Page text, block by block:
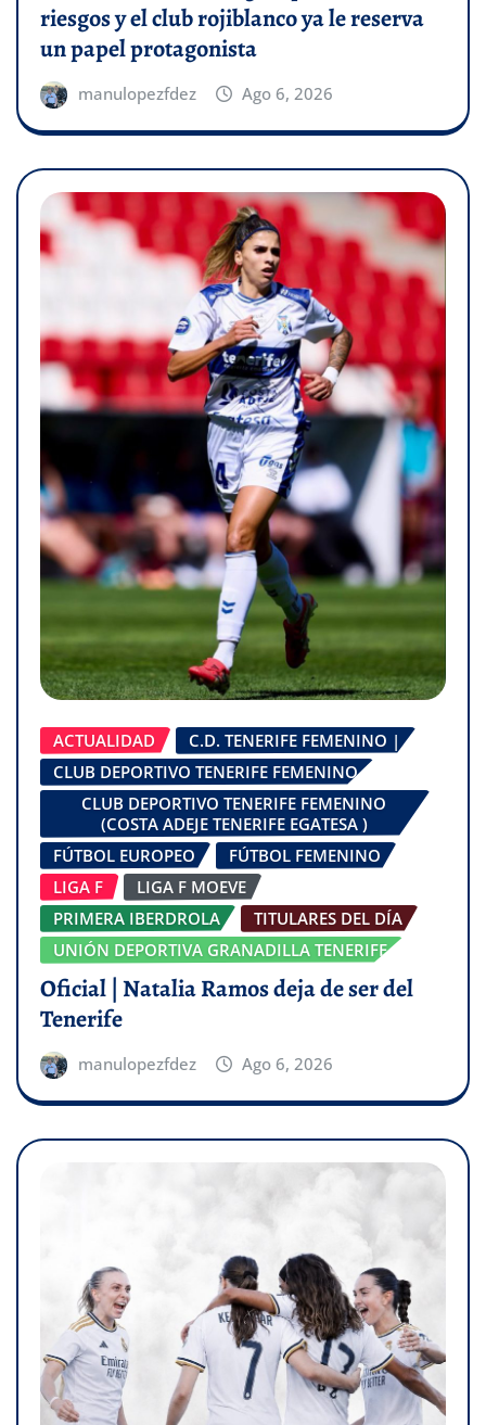
riesgos y el club rojiblanco ya le reserva
un papel protagonista
manulopezfdez Ago 6, 2026
ACTUALIDAD
C.D. TENERIFE FEMENINO |
CLUB DEPORTIVO TENERIFE FEMENINO
CLUB DEPORTIVO TENERIFE FEMENINO
(COSTA ADEJE TENERIFE EGATESA )
FÚTBOL EUROPEO
FÚTBOL FEMENINO
LIGA F
LIGA F MOEVE
PRIMERA IBERDROLA
TITULARES DEL DÍA
UNIÓN DEPORTIVA GRANADILLA TENERIFE
Oficial | Natalia Ramos deja de ser del
Tenerife
manulopezfdez Ago 6, 2026